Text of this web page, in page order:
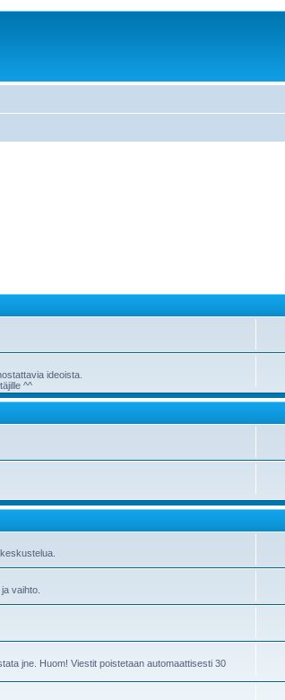
ideoista.
^^
vaihto.
jne. Huom! Viestit poistetaan automaattisesti 30